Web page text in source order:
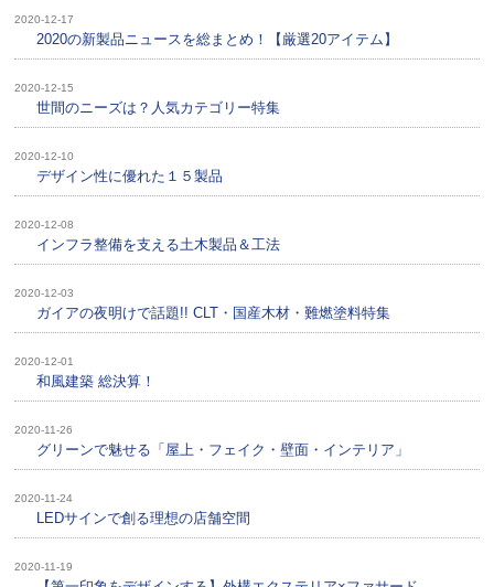
2020-12-17
2020の新製品ニュースを総まとめ！【厳選20アイテム】
2020-12-15
世間のニーズは？人気カテゴリー特集
2020-12-10
デザイン性に優れた１５製品
2020-12-08
インフラ整備を支える土木製品＆工法
2020-12-03
ガイアの夜明けで話題!! CLT・国産木材・難燃塗料特集
2020-12-01
和風建築 総決算！
2020-11-26
グリーンで魅せる「屋上・フェイク・壁面・インテリア」
2020-11-24
LEDサインで創る理想の店舗空間
2020-11-19